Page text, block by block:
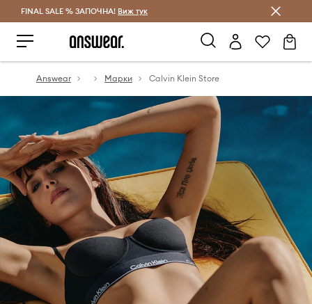
Спестявай с Answear Club
FINAL SALE % ЗАПОЧНА! Виж тук
Answear Марки Calvin Klein Store